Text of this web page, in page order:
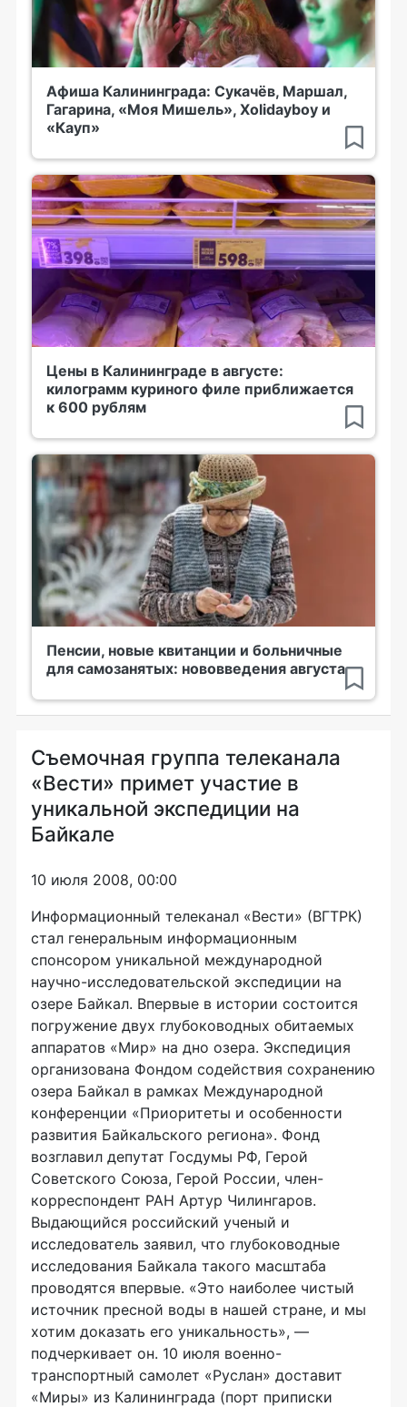
Афиша Калининграда: Сукачёв, Маршал,
Гагарина, «Моя Мишель», Xolidayboy и
«Кауп»
Цены в Калининграде в августе:
килограмм куриного филе приближается
к 600 рублям
Пенсии, новые квитанции и больничные
для самозанятых: нововведения августа
Съемочная группа телеканала
«Вести» примет участие в
уникальной экспедиции на
Байкале
10 июля 2008, 00:00
Информационный телеканал «Вести» (ВГТРК)
стал генеральным информационным
спонсором уникальной международной
научно-исследовательской экспедиции на
озере Байкал. Впервые в истории состоится
погружение двух глубоководных обитаемых
аппаратов «Мир» на дно озера. Экспедиция
организована Фондом содействия сохранению
озера Байкал в рамках Международной
конференции «Приоритеты и особенности
развития Байкальского региона». Фонд
возглавил депутат Госдумы РФ, Герой
Советского Союза, Герой России, член-
корреспондент РАН Артур Чилингаров.
Выдающийся российский ученый и
исследователь заявил, что глубоководные
исследования Байкала такого масштаба
проводятся впервые. «Это наиболее чистый
источник пресной воды в нашей стране, и мы
хотим доказать его уникальность», —
подчеркивает он. 10 июля военно-
транспортный самолет «Руслан» доставит
«Миры» из Калининграда (порт приписки